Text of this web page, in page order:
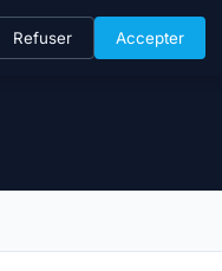
Refuser Accepter